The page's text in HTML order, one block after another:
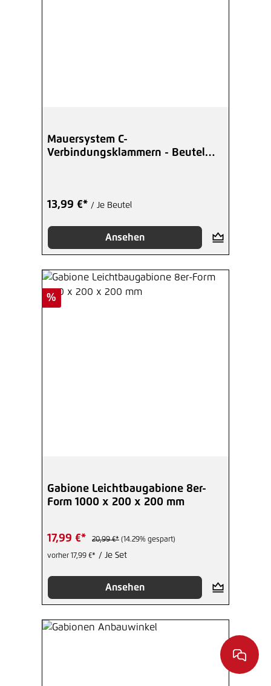
Mauersystem C-
Verbindungsklammern - Beutel
13,99 €* / Je Beutel
Ansehen
Rabatt
%
Gabione Leichtbaugabione 8er-
Form 1000 x 200 x 200 mm
17,99 €* 20,99 €* (14.29% gespart)
vorher 17,99 €* / Je Set
Ansehen